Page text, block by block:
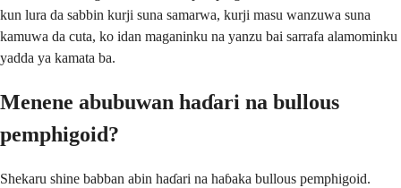
kun lura da sabbin kurji suna samarwa, kurji masu wanzuwa suna
kamuwa da cuta, ko idan maganinku na yanzu bai sarrafa alamominku
yadda ya kamata ba.
Menene abubuwan haɗari na bullous
pemphigoid?
Shekaru shine babban abin haɗari na haɓaka bullous pemphigoid.